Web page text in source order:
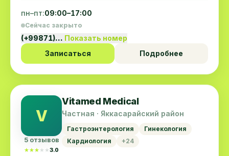
пн–пт:09:00–17:00
Сейчас закрыто
(+99871)… Показать номер
Записаться
Подробнее
V
5 отзывов
★★★★★
★★★★★3.0
Vitamed Medical
Частная · Яккасарайский район
Гастроэнтерология
Гинекология
Кардиология
+24